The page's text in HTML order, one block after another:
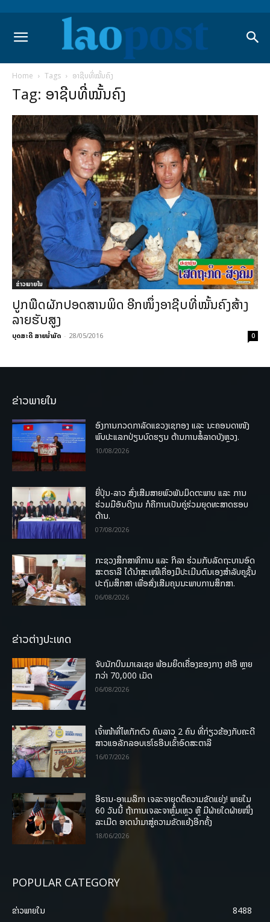
Home Tags ອາຊີບທີ່ໝັ້ນຄົງ
Tag: ອາຊີບທີ່ໝັ້ນຄົງ
ຂ່າວພາຍ​ໃນ
ປູກພືດຜັກປອດສານພິດ ອີກໜຶ່ງອາຊີບທີ່ໝັ້ນຄົງສ້າງ
ລາຍຮັບສູງ
ບຸດສະດີ ສາຍນ້ຳມັດ - 28/05/2016 0
ຂ່າວພາຍໃນ
ອົງການກວດກາລັດແຂວງເຊກອງ ແລະ ນະຄອນດາໜັງ
ພົບປະແລກປ່ຽນບົດຮຽນ ຕ້ານການສໍ້ລາດບັງຫຼວງ.
10/08/2026
ຍີ່ປຸ່ນ-ລາວ ສົ່ງເສີມສາຍພົວພັນມິດຕະພາບ ແລະ ການ
ຮ່ວມມືອັນດີງາມ ກໍຄືການເປັນຄູ່ຮ່ວມຍຸດທະສາດຮອບ
ດ້ານ.
07/08/2026
ກະຊວງສຶກສາທິການ ແລະ ກິລາ ຮ່ວມກັບລັດຖະບານອົດ
ສະຕຣາລີ ໄດ້ນຳສະເໜີເຄື່ອງມືປະເມີນຕົນເອງສຳລັບຄູຊັ້ນ
ປະຖົມສຶກສາ ເພື່ອສົ່ງເສີມຄຸນນະພາບການສຶກສາ.
06/08/2026
ຂ່າວຕ່າງປະເທດ
ຈັບນັກບິນມາເລເຊຍ ພ້ອມຍຶດເຄື່ອງຂອງກາງ ຢາອີ ຫຼາຍ
ກວ່າ 70,000 ເມັດ
06/08/2026
ເຈົ້າໜ້າທີ່ໄທກັກຕົວ ຄົນລາວ 2 ຄົນ ທີ່ກ່ຽວຂ້ອງກັບຄະດີ
ສາວແອລັກລອບເຮໂຣອີນເຂົ້າອົດສະຕາລີ
16/07/2026
ອີຣານ-ອາເມລິກາ ເຈລະຈາຍຸດຕິຄວາມຂັດແຍ່ງ! ພາຍໃນ
60 ວັນນີ້ ຖ້າການເຈລະຈາຫຼົ້ມເຫຼວ ຫຼື ມີຝ່າຍໃດຝ່າຍໜຶ່ງ
ລະເມີດ ອາດນໍາມາສູ່ຄວາມຂັດແຍ້ງອີກຄັ້ງ
18/06/2026
POPULAR CATEGORY
ຂ່າວພາຍ​ໃນ
8488